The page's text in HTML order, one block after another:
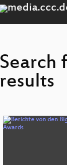
Search
results